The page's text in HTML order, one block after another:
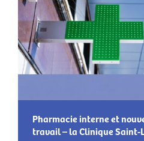
Pharmacie interne et
travail – la Clinique Saint-